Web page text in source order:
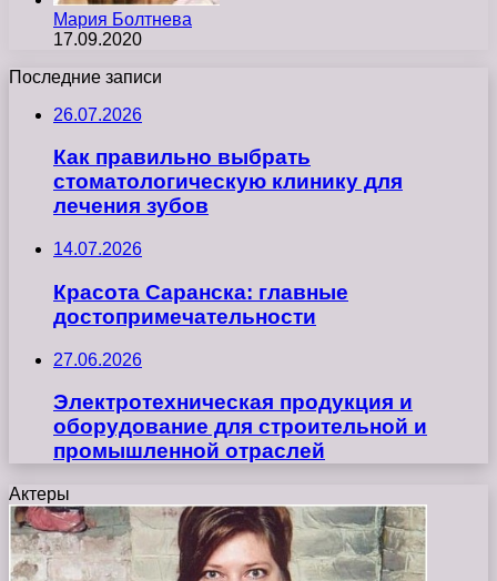
Мария Болтнева
17.09.2020
Последние записи
26.07.2026
Как правильно выбрать
стоматологическую клинику для
лечения зубов
14.07.2026
Красота Саранска: главные
достопримечательности
27.06.2026
Электротехническая продукция и
оборудование для строительной и
промышленной отраслей
Актеры